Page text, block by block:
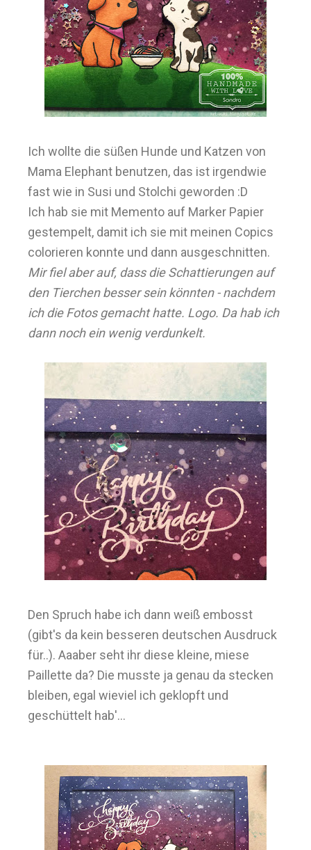
Ich wollte die süßen Hunde und Katzen von
Mama Elephant benutzen, das ist irgendwie
fast wie in Susi und Stolchi geworden :D
Ich hab sie mit Memento auf Marker Papier
gestempelt, damit ich sie mit meinen Copics
colorieren konnte und dann ausgeschnitten.
Mir fiel aber auf, dass die Schattierungen auf
den Tierchen besser sein könnten - nachdem
ich die Fotos gemacht hatte. Logo. Da hab ich
dann noch ein wenig verdunkelt.
Den Spruch habe ich dann weiß embosst
(gibt's da kein besseren deutschen Ausdruck
für..). Aaaber seht ihr diese kleine, miese
Paillette da? Die musste ja genau da stecken
bleiben, egal wieviel ich geklopft und
geschüttelt hab'...